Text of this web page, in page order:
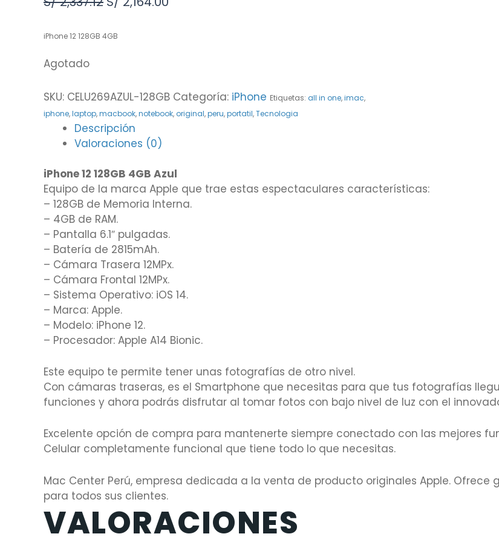
iPhone 12 128GB 4GB
Agotado
SKU: CELU269AZUL-128GB Categoría: iPhone Etiquetas: all in one,imac,
iphone,laptop,macbook,notebook, original,peru,portatil,Tecnologia
Descripción
Valoraciones (0)
iPhone 12 128GB 4GB Azul
Equipo de la marca Apple que trae estas espectaculares características:
– 128GB de Memoria Interna.
– 4GB de RAM.
– Pantalla 6.1″ pulgadas.
– Batería de 2815mAh.
– Cámara Trasera 12MPx.
– Cámara Frontal 12MPx.
– Sistema Operativo: iOS 14.
– Marca: Apple.
– Modelo: iPhone 12.
– Procesador: Apple A14 Bionic.
Este equipo te permite tener unas fotografías de otro nivel.
Con cámaras traseras, es el Smartphone que necesitas para que tus fotografías
funciones y ahora podrás disfrutar al tomar fotos con bajo nivel de luz con el
Excelente opción de compra para mantenerte siempre conectado con las mejores
Celular completamente funcional que tiene todo lo que necesitas.
Mac Center Perú, empresa dedicada a la venta de producto originales Apple.
para todos sus clientes.
VALORACIONES